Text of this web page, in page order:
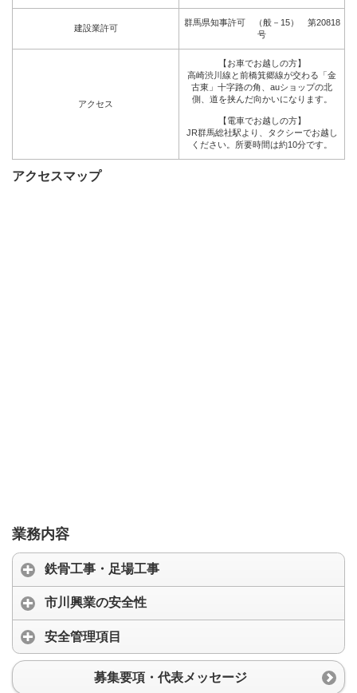
建設業許可
群馬県知事許可 （般－15） 第20818
号
アクセス
【お車でお越しの方】
高崎渋川線と前橋箕郷線が交わる「金
古東」十字路の角、auショップの北
側、道を挟んだ向かいになります。
【電車でお越しの方】
JR群馬総社駅より、タクシーでお越し
ください。所要時間は約10分です。
アクセスマップ
業務内容
鉄骨工事・足場工事
市川興業の安全性
安全管理項目
募集要項・代表メッセージ